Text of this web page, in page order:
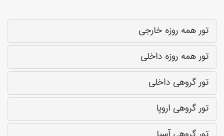
تور همه روزه خارجی
تور همه روزه داخلی
تور گروهی داخلی
تور گروهی اروپا